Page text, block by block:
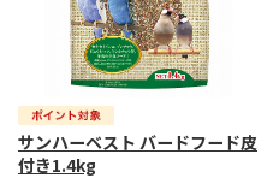
サンハーベスト バードフード皮
付き1.4kg